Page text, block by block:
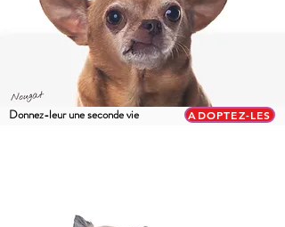
ADOPTEZ-LES
Donnez-leur une seconde vie